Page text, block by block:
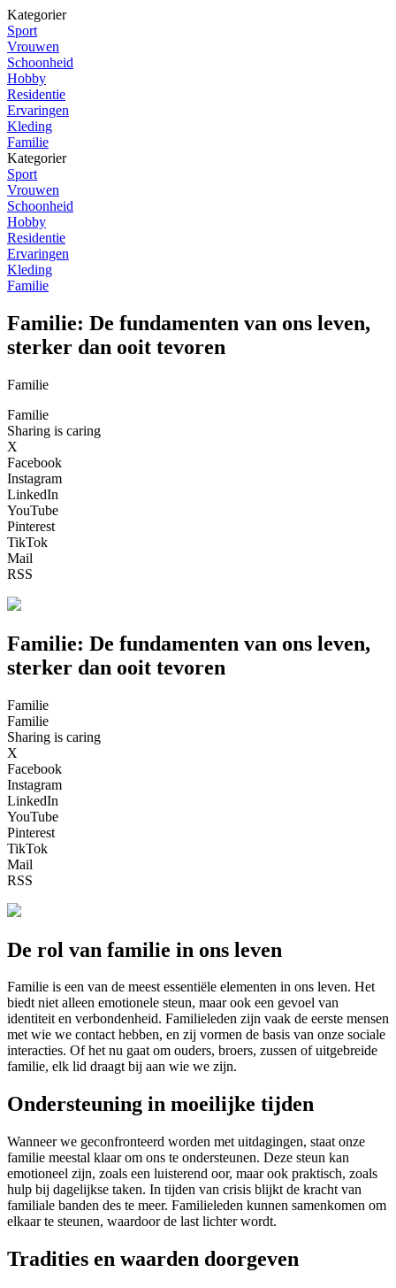
Kategorier
Sport
Vrouwen
Schoonheid
Hobby
Residentie
Ervaringen
Kleding
Familie
Kategorier
Sport
Vrouwen
Schoonheid
Hobby
Residentie
Ervaringen
Kleding
Familie
Familie: De fundamenten van ons leven,
sterker dan ooit tevoren
Familie
Familie
Sharing is caring
X
Facebook
Instagram
LinkedIn
YouTube
Pinterest
TikTok
Mail
RSS
Familie: De fundamenten van ons leven,
sterker dan ooit tevoren
Familie
Familie
Sharing is caring
X
Facebook
Instagram
LinkedIn
YouTube
Pinterest
TikTok
Mail
RSS
De rol van familie in ons leven
Familie is een van de meest essentiële elementen in ons leven. Het
biedt niet alleen emotionele steun, maar ook een gevoel van
identiteit en verbondenheid. Familieleden zijn vaak de eerste mensen
met wie we contact hebben, en zij vormen de basis van onze sociale
interacties. Of het nu gaat om ouders, broers, zussen of uitgebreide
familie, elk lid draagt bij aan wie we zijn.
Ondersteuning in moeilijke tijden
Wanneer we geconfronteerd worden met uitdagingen, staat onze
familie meestal klaar om ons te ondersteunen. Deze steun kan
emotioneel zijn, zoals een luisterend oor, maar ook praktisch, zoals
hulp bij dagelijkse taken. In tijden van crisis blijkt de kracht van
familiale banden des te meer. Familieleden kunnen samenkomen om
elkaar te steunen, waardoor de last lichter wordt.
Tradities en waarden doorgeven